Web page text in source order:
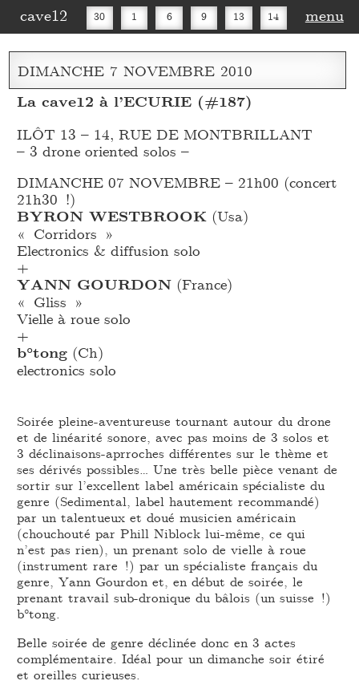
cave12 30 1 6 9 13 14
16 20 27 30
menu
DIMANCHE 7 NOVEMBRE 2010
La cave12 à l’ECURIE (#187)
ILÔT 13 – 14, RUE DE MONTBRILLANT
– 3 drone oriented solos –
DIMANCHE 07 NOVEMBRE – 21h00 (concert
21h30 !)
BYRON WESTBROOK (Usa)
« Corridors »
Electronics & diffusion solo
+
YANN GOURDON (France)
« Gliss »
Vielle à roue solo
+
b°tong (Ch)
electronics solo
Soirée pleine-aventureuse tournant autour du drone
et de linéarité sonore, avec pas moins de 3 solos et
3 déclinaisons-aprroches différentes sur le thème et
ses dérivés possibles… Une très belle pièce venant de
sortir sur l’excellent label américain spécialiste du
genre (Sedimental, label hautement recommandé)
par un talentueux et doué musicien américain
(chouchouté par Phill Niblock lui-même, ce qui
n’est pas rien), un prenant solo de vielle à roue
(instrument rare !) par un spécialiste français du
genre, Yann Gourdon et, en début de soirée, le
prenant travail sub-dronique du bâlois (un suisse !)
b°tong.
Belle soirée de genre déclinée donc en 3 actes
complémentaire. Idéal pour un dimanche soir étiré
et oreilles curieuses.